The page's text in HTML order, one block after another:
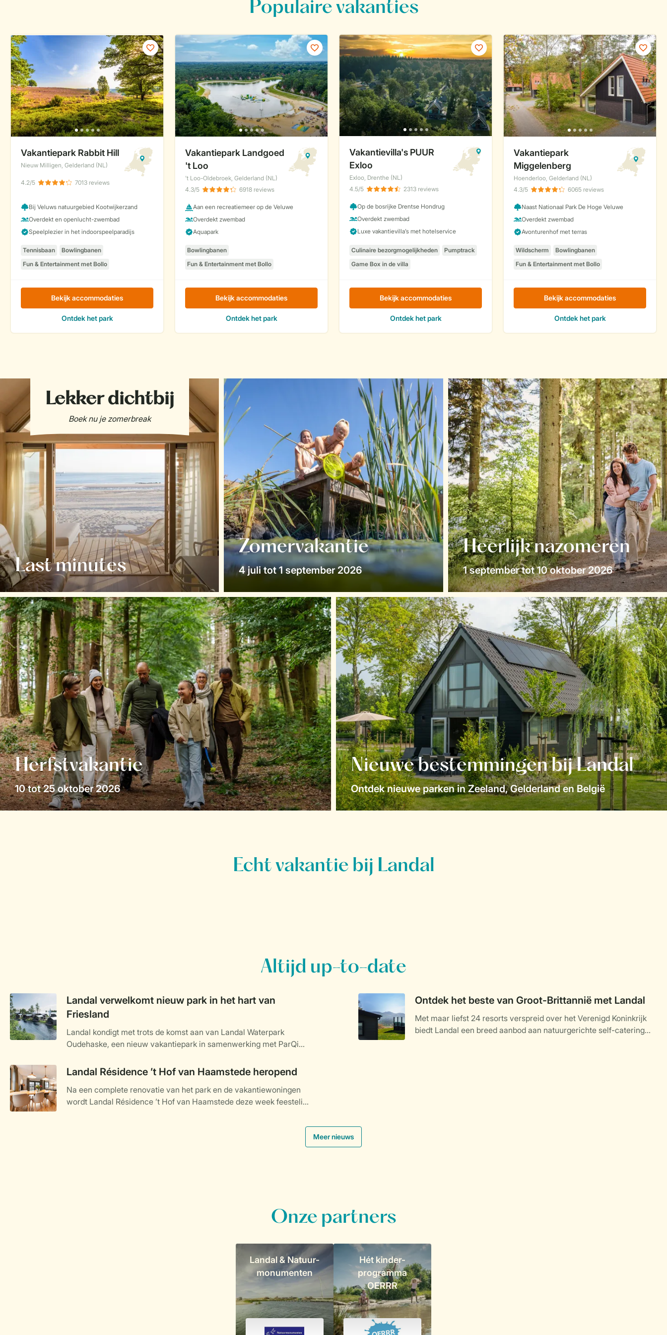
Last minutes
Zomervakantie
4 juli tot 1 september 2026
Heerlijk nazomeren
1 september tot 10 oktober 2026
Herfstvakantie
10 tot 25 oktober 2026
Nieuwe bestemmingen bij Landal
Ontdek nieuwe parken in Zeeland, Gelderland en België
Altijd up-to-date
Landal verwelkomt nieuw park in het hart van
Friesland
Landal kondigt met trots de komst aan van Landal Waterpark
Oudehaske, een nieuw vakantiepark in samenwerking met ParQio,
ligt in het hart van Friesland en staat volledig in het teken staat van
water, natuur en ontspanning. Het kleinschalige park met 60 veelal
aan het water gelegen vakantiewoningen, opent zijn deuren in het
najaar van 2025 en biedt een ideale uitvalsbasis voor
Ontdek het beste van Groot-Brittannië met Landal
Met maar liefst 24 resorts verspreid over het Verenigd Koninkrijk
biedt Landal een breed aanbod aan natuurgerichte self-catering
Landal Résidence ’t Hof van Haamstede heropend
Na een complete renovatie van het park en de vakantiewoningen
wordt Landal Résidence ’t Hof van Haamstede deze week feestelijk
Meer nieuws
Onze partners
Landal & Natuur-
monumenten
Hét kinder-
programma
OERRR